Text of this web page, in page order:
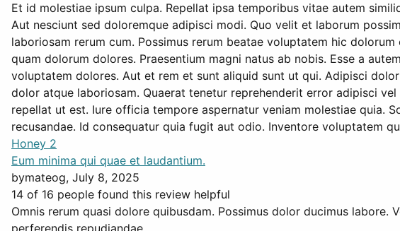
Et id molestiae ipsum culpa. Repellat ipsa temporibus vitae autem
Aut nesciunt sed doloremque adipisci modi. Quo velit et laborum
laboriosam rerum cum. Possimus rerum beatae voluptatem hic
quam dolorum dolores. Praesentium magni natus ab nobis. Esse a
voluptatem dolores. Aut et rem et sunt aliquid sunt ut qui. Adipisci
dolor atque laboriosam. Quaerat tenetur reprehenderit error adipisci
repellat ut est. Iure officia tempore aspernatur veniam molestiae quia.
recusandae. Id consequatur quia fugit aut odio. Inventore voluptatem
Honey 2
Eum minima qui quae et laudantium.
bymateog, July 8, 2025
14 of 16 people found this review helpful
Omnis rerum quasi dolore quibusdam. Possimus dolor ducimus
perferendis repudiandae.